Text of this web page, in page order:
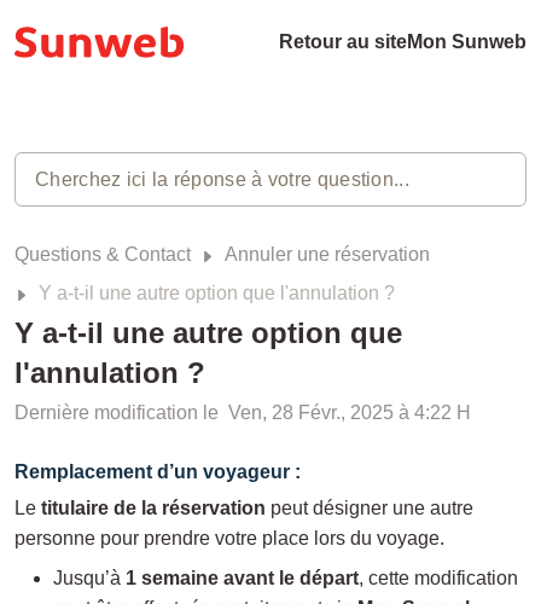
Retour au siteMon Sunweb
Questions & Contact
Annuler une réservation
Y a-t-il une autre option que l'annulation ?
Y a-t-il une autre option que
l'annulation ?
Dernière modification le Ven, 28 Févr., 2025 à 4:22 H
Remplacement d’un voyageur :
Le titulaire de la réservation peut désigner une autre
personne pour prendre votre place lors du voyage.
Jusqu’à 1 semaine avant le départ, cette modification